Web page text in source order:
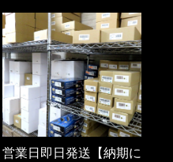
営業日即日発送【納期に